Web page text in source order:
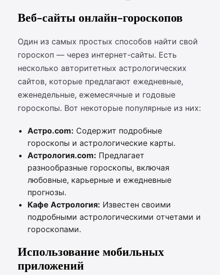
Веб-сайты онлайн-гороскопов
Один из самых простых способов найти свой
гороскоп — через интернет-сайты. Есть
несколько авторитетных астрологических
сайтов, которые предлагают ежедневные,
еженедельные, ежемесячные и годовые
гороскопы. Вот некоторые популярные из них:
Астро.com: Содержит подробные
гороскопы и астрологические карты.
Астрология.com: Предлагает
разнообразные гороскопы, включая
любовные, карьерные и ежедневные
прогнозы.
Кафе Астрология: Известен своими
подробными астрологическими отчетами и
гороскопами.
Использование мобильных
приложений